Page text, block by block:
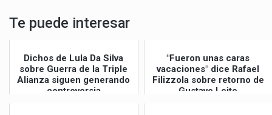
Te puede interesar
Dichos de Lula Da Silva
sobre Guerra de la Triple
Alianza siguen generando
controversia
"Fueron unas caras
vacaciones" dice Rafael
Filizzola sobre retorno de
Gustavo Leite